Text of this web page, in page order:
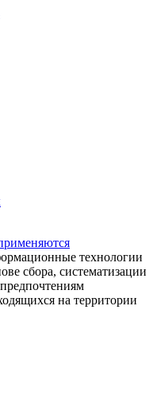
технологии
сбора, систематизации
на территории